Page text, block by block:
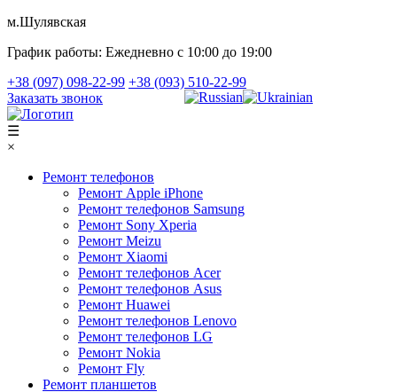
м.Шулявская
График работы: Ежедневно с 10:00 до 19:00
+38 (097) 098-22-99 +38 (093) 510-22-99
Заказать звонок
☰
×
Ремонт телефонов
Ремонт Apple iPhone
Ремонт телефонов Samsung
Ремонт Sony Xperia
Ремонт Meizu
Ремонт Xiaomi
Ремонт телефонов Acer
Ремонт телефонов Asus
Ремонт Huawei
Ремонт телефонов Lenovo
Ремонт телефонов LG
Ремонт Nokia
Ремонт Fly
Ремонт планшетов